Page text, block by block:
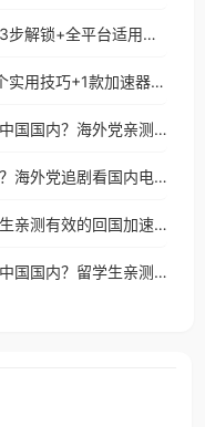
在老挝用优酷地区限制怎么办？3步解锁+全平台适用的回国加速器指南
海外党有优酷会员却看不了？3个实用技巧+1款加速器解决追剧&金融APP难题
在日本用优酷怎么把定位修改到中国国内？海外党亲测有效的回国加速指南
还在被优酷提示非中国地区困扰？海外党追剧看国内电影的正确打开方式
海外看优酷的软件怎么选？留学生亲测有效的回国加速方案
在英国用优酷怎么把定位修改到中国国内？留学生亲测有效的回国加速方案